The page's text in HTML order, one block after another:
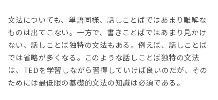
文法についても、単語同様、話しことばではあまり難解な
ものは出てこない。一方で、書きことばではあまり見かけ
ない、話しことば独特の文法もある。例えば、話しことば
では省略が多くなる。このような話しことば独特の文法
は、TEDを学習しながら習得していけば良いのだが、その
ためには最低限の基礎的文法の知識は必須である。